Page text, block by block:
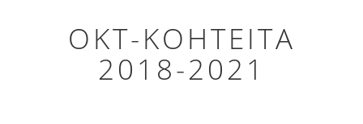
OKT-KOHTEITA
2018-2021